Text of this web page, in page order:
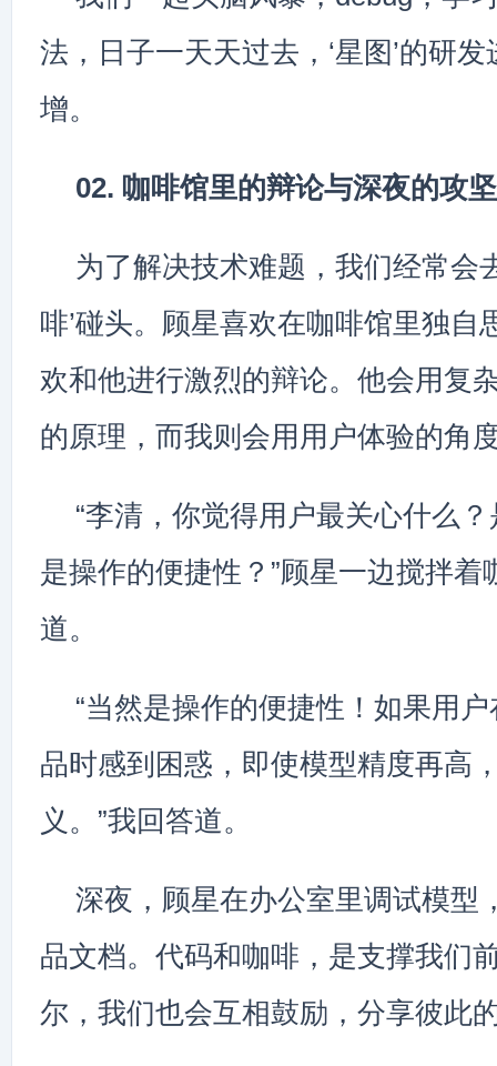
法，日子一天天过去，‘星图’的研
增。
02. 咖啡馆里的辩论与深夜的攻坚
为了解决技术难题，我们经常会
啡’碰头。顾星喜欢在咖啡馆里独自
欢和他进行激烈的辩论。他会用复
的原理，而我则会用用户体验的角
“李清，你觉得用户最关心什么
是操作的便捷性？”顾星一边搅拌着
道。
“当然是操作的便捷性！如果用
品时感到困惑，即使模型精度再高
义。”我回答道。
深夜，顾星在办公室里调试模型
品文档。代码和咖啡，是支撑我们
尔，我们也会互相鼓励，分享彼此